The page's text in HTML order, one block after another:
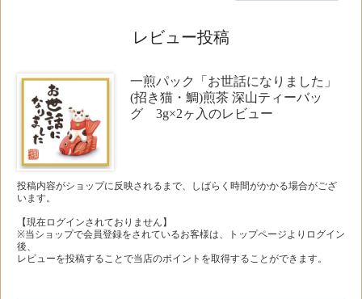
レビュー投稿
一煎パック「お世話になりました」
(招き猫・鯛)煎茶 深山ティーバッ
グ 3g×2ヶ入のレビュー
投稿内容がショップに反映されるまで、しばらく時間がかかる場合がござ
います。
【現在ログインされておりません】
※当ショップで会員登録をされているお客様は、トップページよりログイン
後、
レビューを投稿することで当店のポイントを取得することができます。